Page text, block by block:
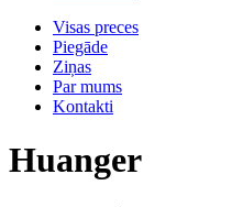
Visas preces
Piegāde
Ziņas
Par mums
Kontakti
Huanger